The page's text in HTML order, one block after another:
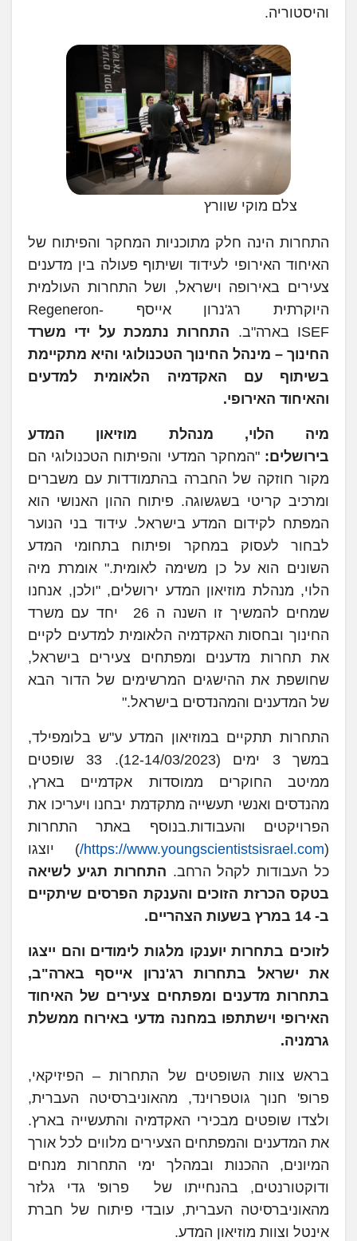
והיסטוריה.
צלם מוקי שוורץ
התחרות הינה חלק מתוכניות המחקר והפיתוח של
האיחוד האירופי לעידוד ושיתוף פעולה בין מדענים
צעירים באירופה וישראל, ושל התחרות העולמית
היוקרתית רג'נרון אייסף Regeneron-
ISEF בארה"ב.
התחרות נתמכת על ידי משרד
החינוך – מינהל החינוך הטכנולוגי והיא מתקיימת
בשיתוף עם האקדמיה הלאומית למדעים
והאיחוד האירופי.
מיה הלוי, מנהלת מוזיאון המדע
בירושלים:"המחקר המדעי והפיתוח הטכנולוגי הם
מקור חוזקה של החברה בהתמודדות עם משברים
ומרכיב קריטי בשגשוגה. פיתוח ההון האנושי הוא
המפתח לקידום המדע בישראל. עידוד בני הנוער
לבחור לעסוק במחקר ופיתוח בתחומי המדע
השונים הוא על כן משימה לאומית." אומרת מיה
הלוי, מנהלת מוזיאון המדע ירושלים, "ולכן, אנחנו
שמחים להמשיך זו השנה ה 26 יחד עם משרד
החינוך ובחסות האקדמיה הלאומית למדעים לקיים
את תחרות מדענים ומפתחים צעירים בישראל,
שחושפת את ההישגים המרשימים של הדור הבא
של המדענים והמהנדסים בישראל."
התחרות תתקיים במוזיאון המדע ע"ש בלומפילד,
במשך 3 ימים (12-14/03/2023). 33 שופטים
ממיטב החוקרים ממוסדות אקדמיים בארץ,
מהנדסים ואנשי תעשייה מתקדמת יבחנו ויעריכו את
הפרויקטים והעבודות.בנוסף באתר התחרות
(
https://www.youngscientistsisrael.com/ ) יוצגו
כל העבודות לקהל הרחב. התחרות תגיע לשיאה
בטקס הכרזת הזוכים והענקת הפרסים שיתקיים
ב- 14 במרץ בשעות הצהריים.
לזוכים בתחרות יוענקו מלגות לימודים והם ייצגו
את ישראל בתחרות רג'נרון אייסף בארה"ב,
בתחרות מדענים ומפתחים צעירים של האיחוד
האירופי וישתתפו במחנה מדעי באירוח ממשלת
גרמניה.
בראש צוות השופטים של התחרות – הפיזיקאי,
פרופ' חנוך גוטפרוינד, מהאוניברסיטה העברית,
ולצדו שופטים מבכירי האקדמיה והתעשייה בארץ.
את המדענים והמפתחים הצעירים מלווים לכל אורך
המיונים, ההכנות ובמהלך ימי התחרות מנחים
ודוקטורנטים, בהנחייתו של פרופ' גדי גלזר
מהאוניברסיטה העברית, עובדי פיתוח של חברת
אינטל וצוות מוזיאון המדע.